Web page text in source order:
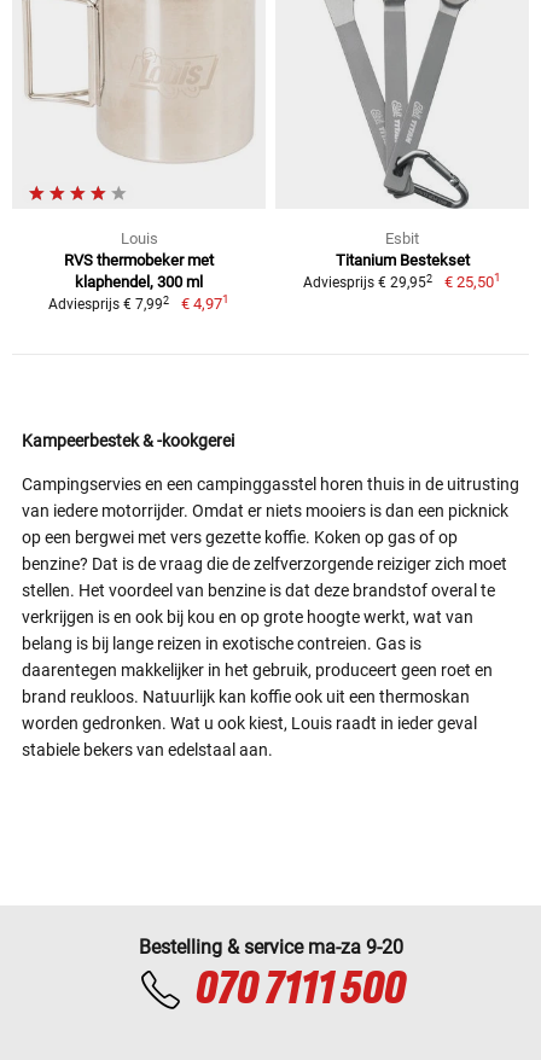
Louis
RVS thermobeker met
klaphendel, 300 ml
Adviesprijs € 7,992 € 4,971
Esbit
Titanium Bestekset
Adviesprijs € 29,952 € 25,501
Kampeerbestek & -kookgerei
Campingservies en een campinggasstel horen thuis in de uitrusting
van iedere motorrijder. Omdat er niets mooiers is dan een picknick
op een bergwei met vers gezette koffie. Koken op gas of op
benzine? Dat is de vraag die de zelfverzorgende reiziger zich moet
stellen. Het voordeel van benzine is dat deze brandstof overal te
verkrijgen is en ook bij kou en op grote hoogte werkt, wat van
belang is bij lange reizen in exotische contreien. Gas is
daarentegen makkelijker in het gebruik, produceert geen roet en
brand reukloos. Natuurlijk kan koffie ook uit een thermoskan
worden gedronken. Wat u ook kiest, Louis raadt in ieder geval
stabiele bekers van edelstaal aan.
Bestelling & service ma-za 9-20
070 7111 500